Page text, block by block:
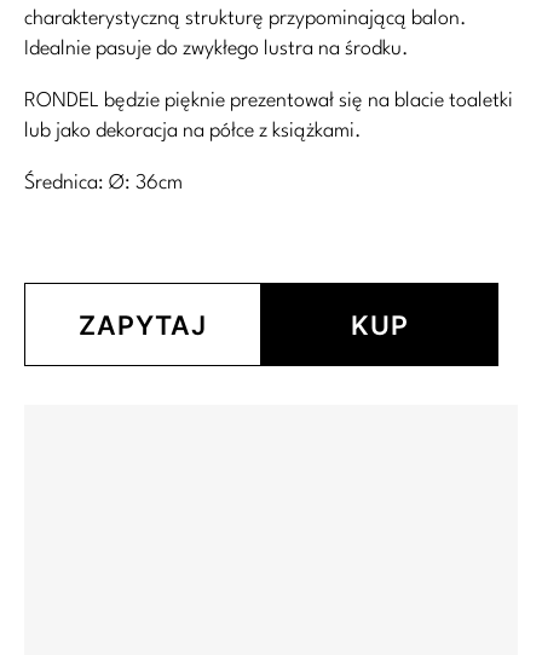
charakterystyczną strukturę przypominającą balon.
Idealnie pasuje do zwykłego lustra na środku.
RONDEL będzie pięknie prezentował się na blacie toaletki
lub jako dekoracja na półce z książkami.
Średnica: Ø: 36cm
ZAPYTAJ KUP